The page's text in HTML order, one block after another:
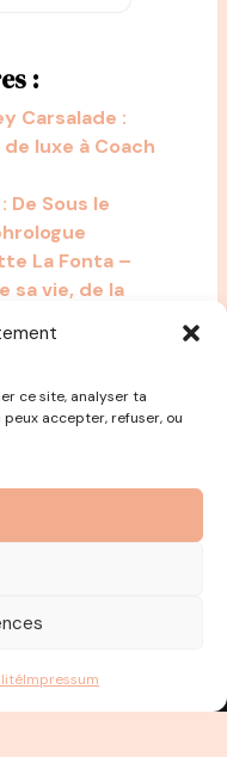
ce site, analyser ta
accepter, refuser, ou
Impressum
:
Carsalade :
luxe à Coach
De Sous le
La Fonta –
sa vie, de la
de vues